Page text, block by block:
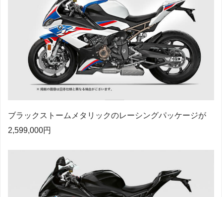
ブラックストームメタリックのレーシングパッケージが
2,599,000円